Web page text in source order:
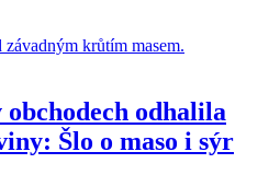
odhalila
Šlo o maso i sýr